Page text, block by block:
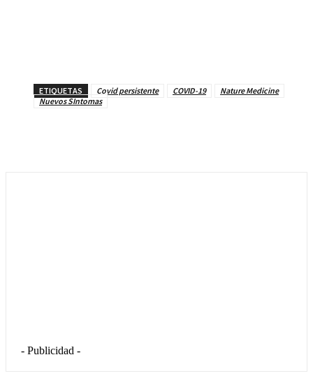
ETIQUETAS Covid persistente COVID-19
Nature Medicine
Nuevos SIntomas
- Publicidad -